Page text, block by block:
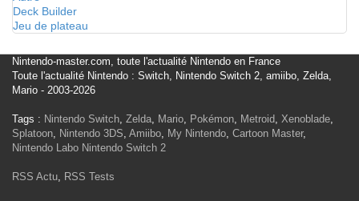
Deck Builder
Jeu de plateau
Nintendo-master.com, toute l'actualité Nintendo en France
Toute l'actualité Nintendo : Switch, Nintendo Switch 2, amiibo, Zelda,
Mario - 2003-2026
Tags : Nintendo Switch, Zelda, Mario, Pokémon, Metroid, Xenoblade,
Splatoon, Nintendo 3DS, Amiibo, My Nintendo, Cartoon Master,
Nintendo Labo Nintendo Switch 2
RSS Actu, RSS Tests